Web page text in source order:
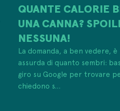
QUANTE CALORIE
UNA CANNA?
NESSUNA!
La domanda, a ben vedere, è
assurda di quanto sembri:
giro su Google per trovare
chiedono s...